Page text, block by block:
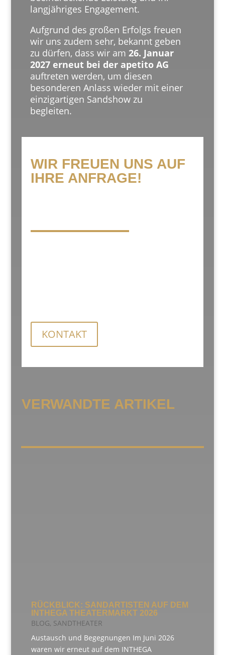
langjähriges Engagement.
Aufgrund des großen Erfolgs freuen
wir uns zudem sehr, bekannt geben
zu dürfen, dass wir am 26. Januar
2027 erneut bei der apetito AG
auftreten werden, um diesen
besonderen Anlass wieder mit einer
einzigartigen Sandshow zu
begleiten.
WIR FREUEN UNS AUF
IHRE ANFRAGE!
KONTAKT
VERWANDTE ARTIKEL
RÜCKBLICK: SANDARTISTEN AUF DEM
INTHEGA THEATERMARKT 2026
BLOG, SANDTHEATER
Austausch und Begegnungen Im Juni 2026
waren wir erneut auf dem INTHEGA